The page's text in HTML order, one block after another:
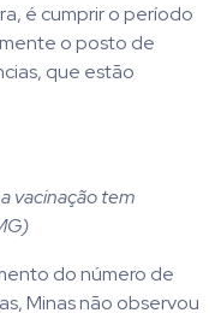
é cumprir o período
o posto de
que estão
vacinação tem
do número de
Minas não observou